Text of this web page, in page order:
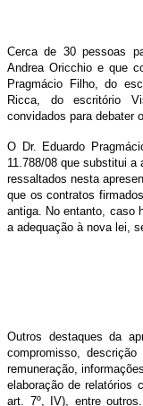
Cerca de 30 pessoas
Andrea Oricchio e que
Pragmácio Filho, do
Ricca, do escritório
convidados para debater
O Dr. Eduardo
11.788/08 que substitui
ressaltados nesta
que os contratos
antiga. No entanto, caso
a adequação à nova lei,
Outros destaques da
compromisso,
remuneração,
elaboração de relatórios
art. 7º, IV), entre outros.